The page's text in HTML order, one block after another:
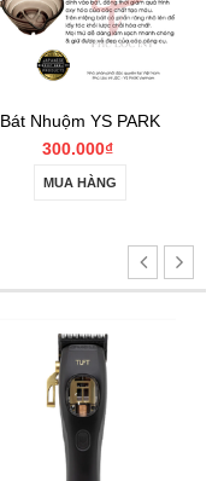
Bát Nhuộm YS PARK
300.000₫
MUA HÀNG